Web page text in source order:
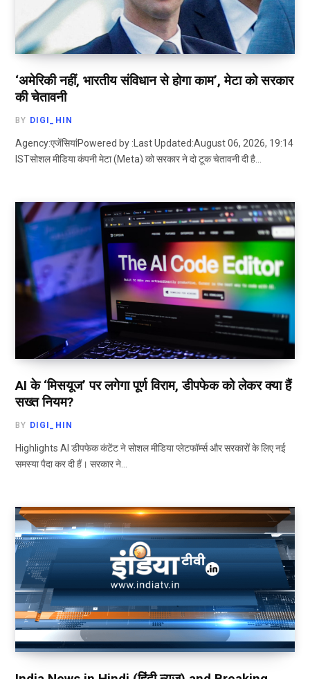
‘अमेरिकी नहीं, भारतीय संविधान से होगा काम’, मेटा को सरकार
की चेतावनी
BY DIGI_HIN
Agency:एजेंसियांPowered by :Last Updated:August 06, 2026, 19:14
ISTसोशल मीडिया कंपनी मेटा (Meta) को सरकार ने दो टूक चेतावनी दी है…
AI के ‘मिसयूज’ पर लगेगा पूर्ण विराम, डीपफेक को लेकर क्या हैं
सख्त नियम?
BY DIGI_HIN
Highlights AI डीपफेक कंटेंट ने सोशल मीडिया प्लेटफॉर्म्स और सरकारों के लिए नई
समस्या पैदा कर दी हैं। सरकार ने…